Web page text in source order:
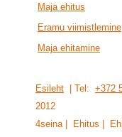
Maja ehitus
Eramu viimistlemine
Maja ehitamine
Esileht | Tel: +372
201 2
4seina | Ehitus |